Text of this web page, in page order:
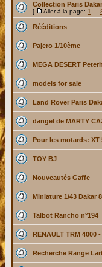
Collection Paris
[ Aller à la page: 1
Rééditions
Pajero 1/10ème
MEGA DESERT
models for sale
Land Rover Paris
dangel de MARTY
Pour les motards: XT
TOY BJ
Nouveautés Gaffe
Miniature 1/43 Dakar
Talbot Rancho n°194
RENAULT TRM 4000 -
Recherche Range